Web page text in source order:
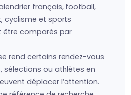
français, football,
cyclisme et sports
être comparés par
rend certains rendez-vous
sélections ou athlètes en
déplacer l’attention.